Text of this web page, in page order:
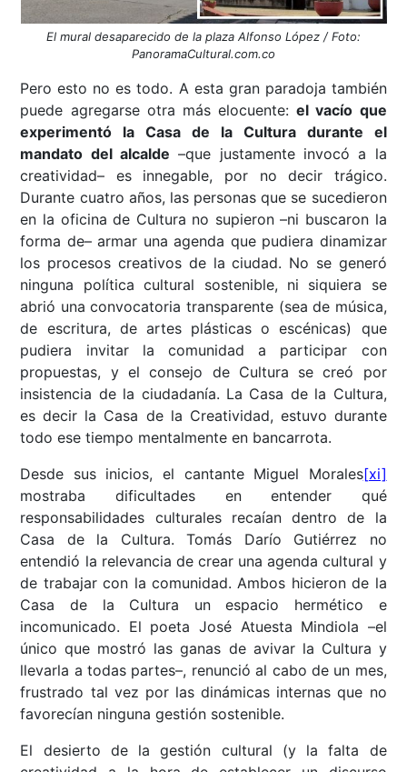
El mural desaparecido de la plaza Alfonso López / Foto:
PanoramaCultural.com.co
Pero esto no es todo. A esta gran paradoja también
puede agregarse otra más elocuente:el vacío que
experimentó la Casa de la Cultura durante el
mandato del alcalde –que justamente invocó a la
creatividad– es innegable, por no decir trágico.
Durante cuatro años, las personas que se sucedieron
en la oficina de Cultura no supieron –ni buscaron la
forma de– armar una agenda que pudiera dinamizar
los procesos creativos de la ciudad. No se generó
ninguna política cultural sostenible, ni siquiera se
abrió una convocatoria transparente (sea de música,
de escritura, de artes plásticas o escénicas) que
pudiera invitar la comunidad a participar con
propuestas, y el consejo de Cultura se creó por
insistencia de la ciudadanía. La Casa de la Cultura,
es decir la Casa de la Creatividad, estuvo durante
todo ese tiempo mentalmente en bancarrota.
Desde sus inicios, el cantante Miguel Morales[xi]
mostraba dificultades en entender qué
responsabilidades culturales recaían dentro de la
Casa de la Cultura. Tomás Darío Gutiérrez no
entendió la relevancia de crear una agenda cultural y
de trabajar con la comunidad. Ambos hicieron de la
Casa de la Cultura un espacio hermético e
incomunicado. El poeta José Atuesta Mindiola –el
único que mostró las ganas de avivar la Cultura y
llevarla a todas partes–, renunció al cabo de un mes,
frustrado tal vez por las dinámicas internas que no
favorecían ninguna gestión sostenible.
El desierto de la gestión cultural (y la falta de